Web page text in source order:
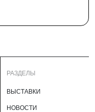
РАЗДЕЛЫ
ВЫСТАВКИ
НОВОСТИ